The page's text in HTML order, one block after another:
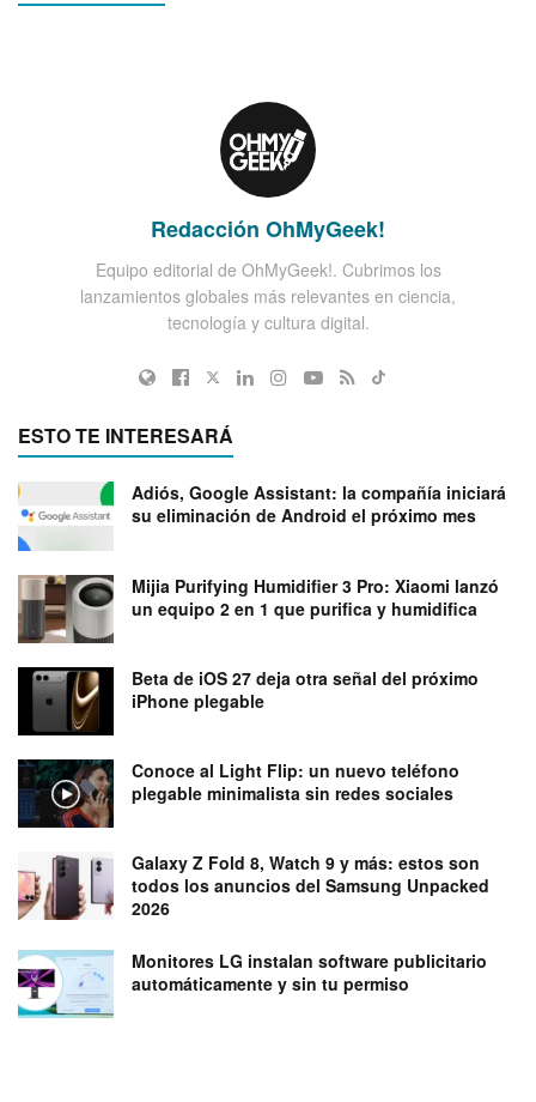
Redacción OhMyGeek!
Equipo editorial de OhMyGeek!. Cubrimos los
lanzamientos globales más relevantes en ciencia,
tecnología y cultura digital.
ESTO TE INTERESARÁ
Adiós, Google Assistant: la compañía iniciará
su eliminación de Android el próximo mes
Mijia Purifying Humidifier 3 Pro: Xiaomi lanzó
un equipo 2 en 1 que purifica y humidifica
Beta de iOS 27 deja otra señal del próximo
iPhone plegable
Conoce al Light Flip: un nuevo teléfono
plegable minimalista sin redes sociales
Galaxy Z Fold 8, Watch 9 y más: estos son
todos los anuncios del Samsung Unpacked
2026
Monitores LG instalan software publicitario
automáticamente y sin tu permiso